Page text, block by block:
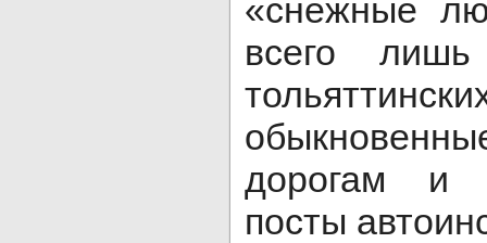
«снежные
всего
дорогам и
посты